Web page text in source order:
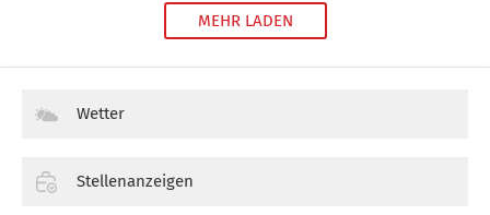
MEHR LADEN
Wetter
Stellenanzeigen